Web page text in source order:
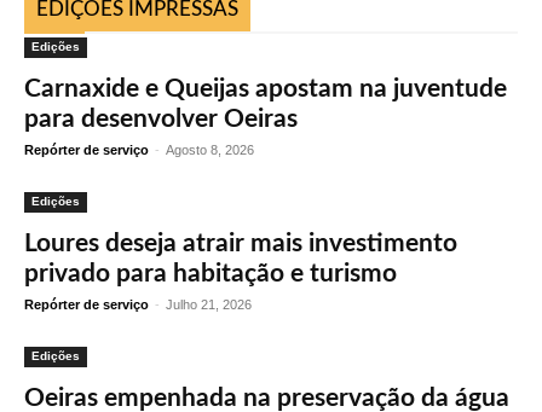
EDIÇÕES IMPRESSAS
Edições
Carnaxide e Queijas apostam na juventude
para desenvolver Oeiras
Repórter de serviço - Agosto 8, 2026
Edições
Loures deseja atrair mais investimento
privado para habitação e turismo
Repórter de serviço - Julho 21, 2026
Edições
Oeiras empenhada na preservação da água